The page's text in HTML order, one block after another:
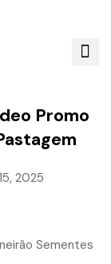
Promo
2025